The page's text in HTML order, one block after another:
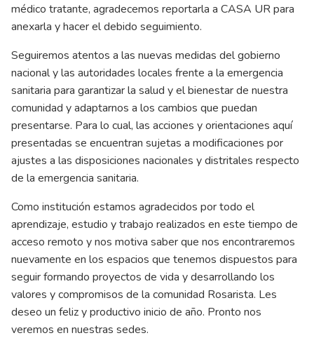
médico tratante, agradecemos reportarla a CASA UR para
anexarla y hacer el debido seguimiento.
Seguiremos atentos a las nuevas medidas del gobierno
nacional y las autoridades locales frente a la emergencia
sanitaria para garantizar la salud y el bienestar de nuestra
comunidad y adaptarnos a los cambios que puedan
presentarse. Para lo cual, las acciones y orientaciones aquí
presentadas se encuentran sujetas a modificaciones por
ajustes a las disposiciones nacionales y distritales respecto
de la emergencia sanitaria.
Como institución estamos agradecidos por todo el
aprendizaje, estudio y trabajo realizados en este tiempo de
acceso remoto y nos motiva saber que nos encontraremos
nuevamente en los espacios que tenemos dispuestos para
seguir formando proyectos de vida y desarrollando los
valores y compromisos de la comunidad Rosarista. Les
deseo un feliz y productivo inicio de año. Pronto nos
veremos en nuestras sedes.